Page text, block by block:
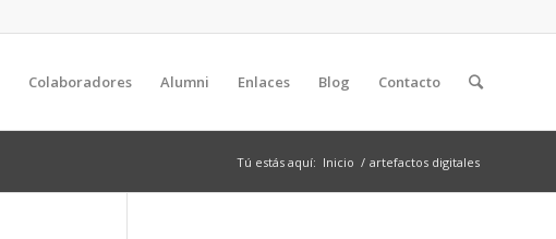
Colaboradores Alumni Enlaces Blog Contacto
Tú estás aquí: Inicio / artefactos digitales